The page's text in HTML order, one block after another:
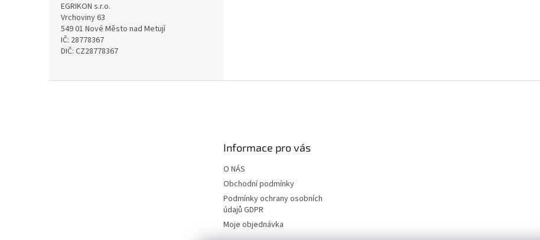
EGRIKON s.r.o.
Vrchoviny 63
549 01 Nové Město nad Metují
IČ: 28778367
DIČ: CZ28778367
Informace pro vás
O NÁS
Obchodní podmínky
Podmínky ochrany osobních
údajů GDPR
Moje objednávka